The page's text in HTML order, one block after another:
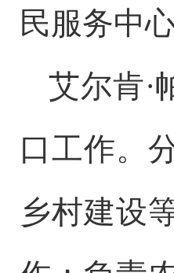
民服务中心
艾尔肯·
口工作。
乡村建设